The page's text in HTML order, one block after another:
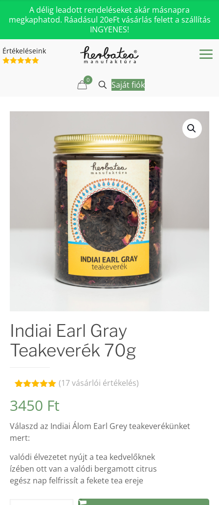
A délig leadott rendeléseket akár másnapra
megkaphatod. Ráadásul 20eFt vásárlás felett a szállítás
INGYENES!
Értékeléseink
0 Saját fiók
Indiai Earl Gray
Teakeverék 70g
4.94az 5-
ből,
alapján
(17vásárlói értékelés)
3450 Ft
Válaszd az Indiai Álom Earl Grey teakeverékünket
mert:
valódi élvezetet nyújt a tea kedvelőknek
ízében ott van a valódi bergamott citrus
egész nap felfrissít a fekete tea ereje